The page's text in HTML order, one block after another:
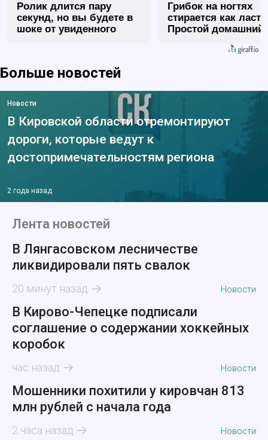
Ролик длится пару
секунд, но вы будете в
шоке от увиденного
Грибок на ногтях
стирается как
Простой домашний
Больше новостей
Новости
В Кировской области отремонтируют
дороги, которые ведут к
достопримечательностям региона
2 года назад
Лента новостей
В Лянгасовском лесничестве
ликвидировали пять свалок
20 минут назад Новости
В Кирово-Чепецке подписали
соглашение о содержании хоккейных
коробок
час назад Новости
Мошенники похитили у кировчан 813
млн рублей с начала года
2 часа назад Новости